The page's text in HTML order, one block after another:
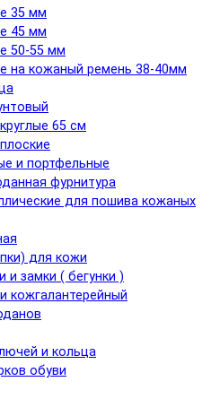
35 мм
45 мм
50-55 мм
на кожаный ремень 38-40мм
65 см
и портфельные
фурнитура
для пошива кожаных
для кожи
и замки ( бегунки )
кожгалантерейный
и кольца
обуви